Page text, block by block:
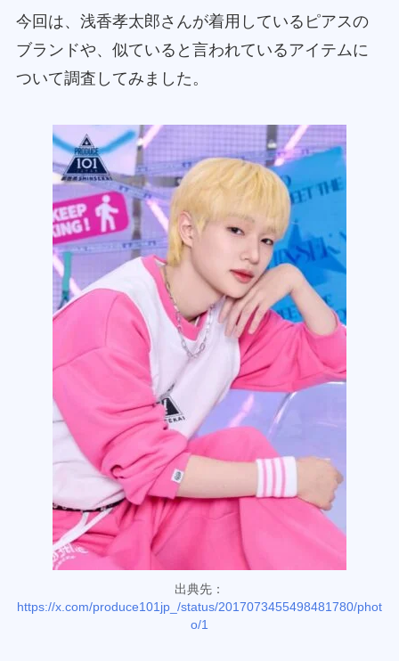
今回は、浅香孝太郎さんが着用しているピアスの
ブランドや、似ていると言われているアイテムに
ついて調査してみました。
出典先：
https://x.com/produce101jp_/status/2017073455498481780/phot
o/1